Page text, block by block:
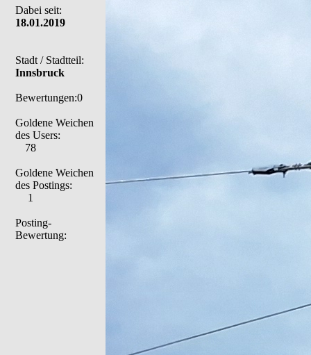
Dabei seit:
18.01.2019
Stadt / Stadtteil:
Innsbruck
Bewertungen:0
Goldene Weichen
des Users:
78
Goldene Weichen
des Postings:
1
Posting-
Bewertung: